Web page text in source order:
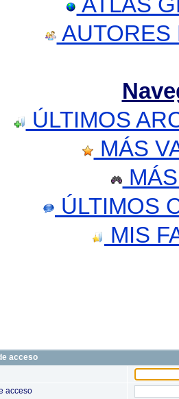
AUTORES
ÚLTIMOS
MÁS
ÚLTIMOS
MIS
acceso
acceso